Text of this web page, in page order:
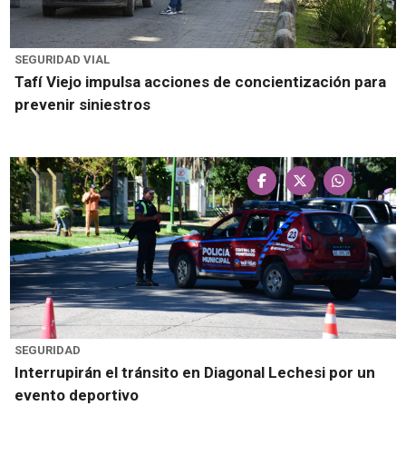
SEGURIDAD VIAL
Tafí Viejo impulsa acciones de concientización para
prevenir siniestros
SEGURIDAD
Interrupirán el tránsito en Diagonal Lechesi por un
evento deportivo